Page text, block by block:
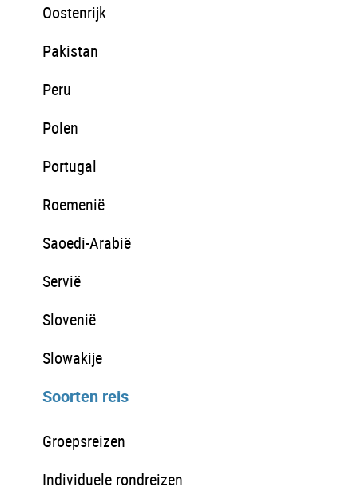
Oostenrijk
Pakistan
Peru
Polen
Portugal
Roemenië
Saoedi-Arabië
Servië
Slovenië
Slowakije
Soorten reis
Groepsreizen
Individuele rondreizen